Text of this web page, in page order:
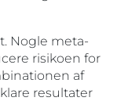
Nogle meta-
risikoen for
af
resultater